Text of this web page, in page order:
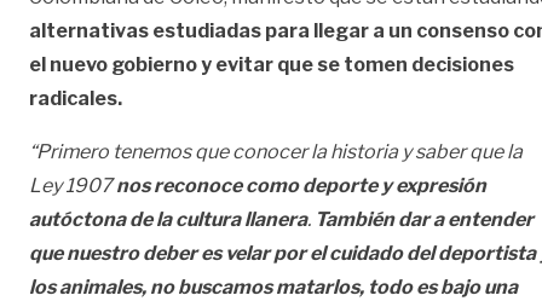
alternativas estudiadas para llegar a un consenso
el nuevo gobierno y evitar que se tomen decisiones
radicales.
“Primero tenemos que conocer la historia y saber que la
Ley 1907nos reconoce como deporte y expresión
autóctona de la cultura llanera. También dar a entender
que nuestro deber es velar por el cuidado del deportista
los animales, no buscamos matarlos, todo es bajo una